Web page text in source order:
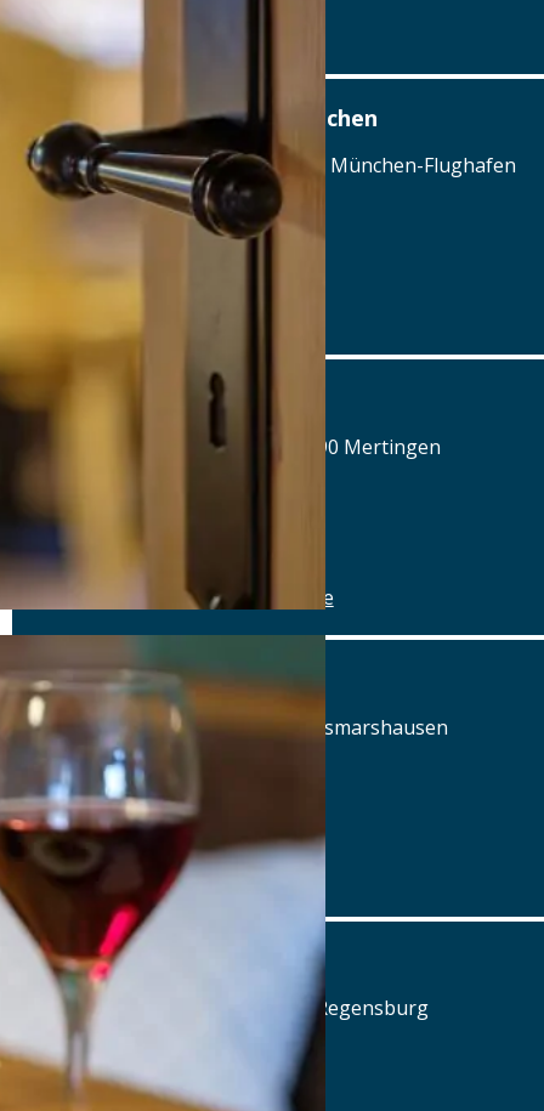
www.loewe-burgberg.de
Airbräu am Flughafen München
Terminalstraße Mitte 18, 85356 München-Flughafen
Tel.: Tel.: 089 - 97593111
Details
Alte Brauerei Mertingen
Hilaria-Lechner-Straße 21, 86690 Mertingen
Tel.: Tel.: 09078-912320
Details
www.alte-brauerei-mertingen.de
Alte Posthalterei
Augsburger Straße 2, 86441 Zusmarshausen
Tel.: Tel.: 08291-858220
Details
www.posthalterei.com
Alter Schlachthof
Am Alten Schlachthof 9, 93055 Regensburg
Tel.: Tel.: 0941-4637770